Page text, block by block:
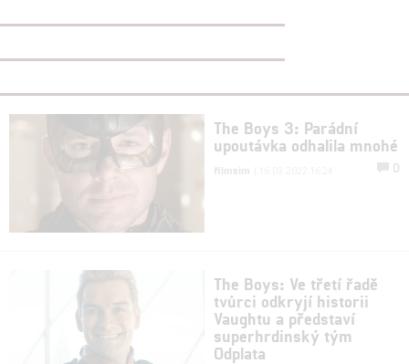
The Boys 3: Parádní
upoutávka odhalila mnohé
filmsim 0
The Boys: Ve třetí řadě
tvůrci odkryjí historii
Vaughtu a představí
superhrdinský tým
Odplata